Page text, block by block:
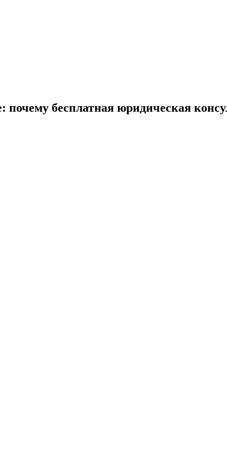
бесплатная юридическая